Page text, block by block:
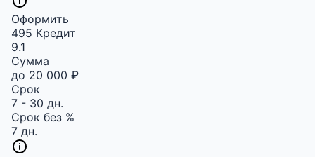
Оформить
495 Кредит
9.1
Сумма
до 20 000 ₽
Срок
7 - 30 дн.
Срок без %
7 дн.